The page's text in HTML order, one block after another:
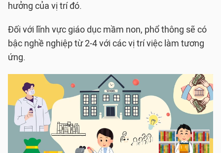
hưởng của vị trí đó.
Đối với lĩnh vực giáo dục mầm non, phổ thông sẽ có
bậc nghề nghiệp từ 2-4 với các vị trí việc làm tương
ứng.